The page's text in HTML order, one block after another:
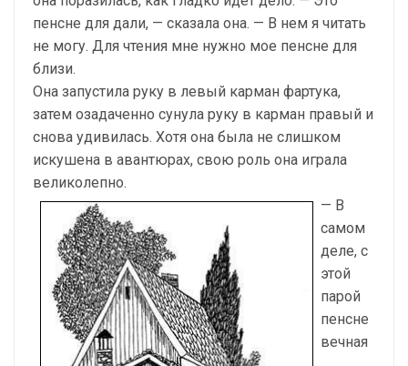
пенсне для дали, — сказала она. — В нем я читать
не могу. Для чтения мне нужно мое пенсне для
близи.
Она запустила руку в левый карман фартука,
затем озадаченно сунула руку в карман правый и
снова удивилась. Хотя она была не слишком
искушена в авантюрах, свою роль она играла
великолепно.
— В
самом
деле, с
этой
парой
пенсне
вечная